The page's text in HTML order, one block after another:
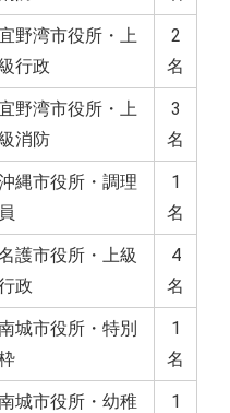
野湾市役所・上
行政
2
名
野湾市役所・上
消防
3
名
縄市役所・調理
員
1
名
護市役所・上級
政
4
名
城市役所・特別
1
名
城市役所・幼稚
1